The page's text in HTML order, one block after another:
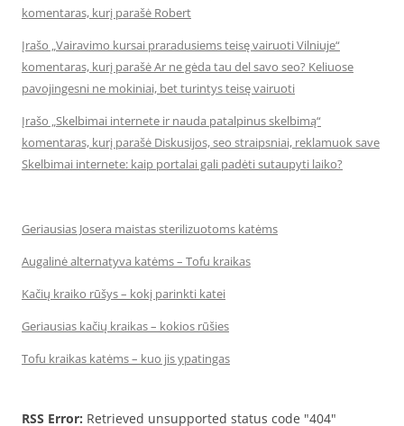
komentaras, kurį parašė Robert
Įrašo „Vairavimo kursai praradusiems teisę vairuoti Vilniuje“
komentaras, kurį parašė Ar ne gėda tau del savo seo? Keliuose
pavojingesni ne mokiniai, bet turintys teisę vairuoti
Įrašo „Skelbimai internete ir nauda patalpinus skelbimą“
komentaras, kurį parašė Diskusijos, seo straipsniai, reklamuok save
Skelbimai internete: kaip portalai gali padėti sutaupyti laiko?
Geriausias Josera maistas sterilizuotoms katėms
Augalinė alternatyva katėms – Tofu kraikas
Kačių kraiko rūšys – kokį parinkti katei
Geriausias kačių kraikas – kokios rūšies
Tofu kraikas katėms – kuo jis ypatingas
RSS Error: Retrieved unsupported status code "404"